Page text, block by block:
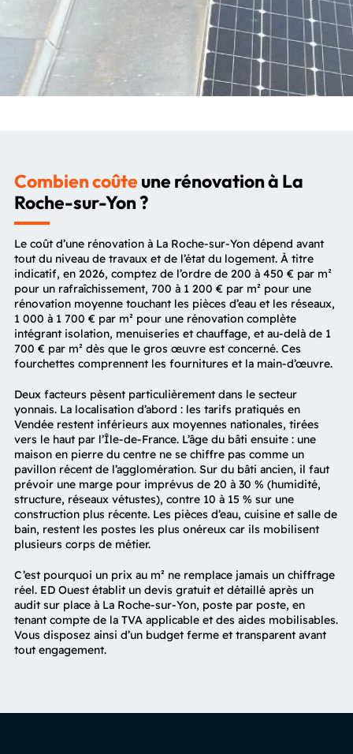
Le coût d’une rénovation à La Roche-sur-Yon dépend avant
tout du niveau de travaux et de l’état du logement. À titre
indicatif, en 2026, comptez de l’ordre de 200 à 450 € par m²
pour un rafraîchissement, 700 à 1 200 € par m² pour une
rénovation moyenne touchant les pièces d’eau et les réseaux,
1 000 à 1 700 € par m² pour une rénovation complète
intégrant isolation, menuiseries et chauffage, et au-delà de 1
700 € par m² dès que le gros œuvre est concerné. Ces
fourchettes comprennent les fournitures et la main-d’œuvre.
Deux facteurs pèsent particulièrement dans le secteur
yonnais. La localisation d’abord : les tarifs pratiqués en
Vendée restent inférieurs aux moyennes nationales, tirées
vers le haut par l’Île-de-France. L’âge du bâti ensuite : une
maison en pierre du centre ne se chiffre pas comme un
pavillon récent de l’agglomération. Sur du bâti ancien, il faut
prévoir une marge pour imprévus de 20 à 30 % (humidité,
structure, réseaux vétustes), contre 10 à 15 % sur une
construction plus récente. Les pièces d’eau, cuisine et salle de
bain, restent les postes les plus onéreux car ils mobilisent
plusieurs corps de métier.
C’est pourquoi un prix au m² ne remplace jamais un chiffrage
réel. ED Ouest établit un devis gratuit et détaillé après un
audit sur place à La Roche-sur-Yon, poste par poste, en
tenant compte de la TVA applicable et des aides mobilisables.
Vous disposez ainsi d’un budget ferme et transparent avant
tout engagement.
Combien coûteune rénovation à La
Roche-sur-Yon ?